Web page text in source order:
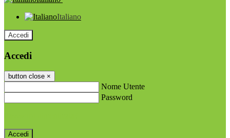
Italiano
Accedi
Accedi
button close ×
Nome Utente
Password